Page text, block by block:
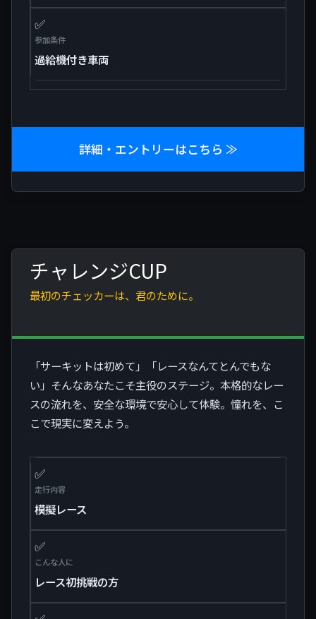
✅
参加条件
過給機付き車両
詳細・エントリーはこちら ≫
チャレンジCUP
最初のチェッカーは、君のために。
「サーキットは初めて」「レースなんてとんでもな
い」そんなあなたこそ主役のステージ。本格的なレー
スの流れを、安全な環境で安心して体験。憧れを、こ
こで現実に変えよう。
✅
走行内容
模擬レース
✅
こんな人に
レース初挑戦の方